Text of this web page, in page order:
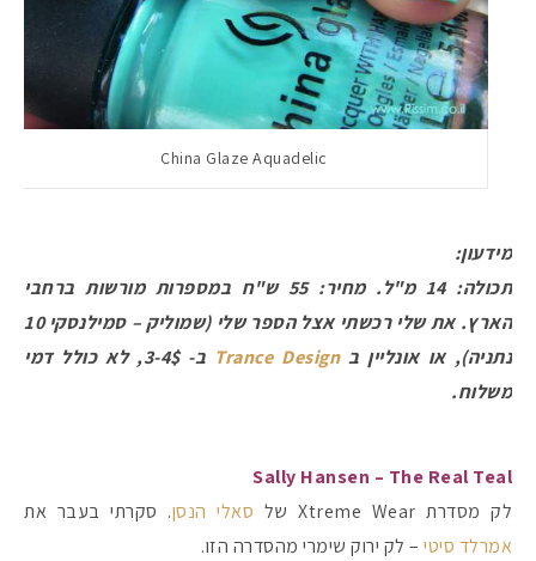
China Glaze Aquadelic
מידעון:
תכולה: 14 מ"ל. מחיר: 55 ש"ח במספרות מורשות ברחבי
הארץ. את שלי רכשתי אצל הספר שלי (שמוליק – סמילנסקי 10
נתניה), או אונליין בTrance Design
ב- 3-4$, לא כולל דמי
משלוח.
Sally Hansen – The Real Teal
לק מסדרת Xtreme Wear של
סאלי הנסן. סקרתי בעבר את
אמרלד סיטי – לק ירוק שימרי מהסדרה הזו.